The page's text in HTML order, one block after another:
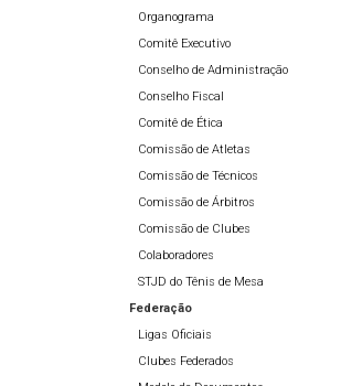
Organograma
Comitê Executivo
Conselho de Administração
Conselho Fiscal
Comitê de Ética
Comissão de Atletas
Comissão de Técnicos
Comissão de Árbitros
Comissão de Clubes
Colaboradores
STJD do Tênis de Mesa
Federação
Ligas Oficiais
Clubes Federados